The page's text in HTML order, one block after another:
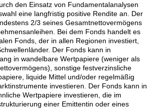
den Einsatz von Fundamentalanalysen
eine langfristig positive Rendite an. Der
2/3 seines Gesamtnettovermögens
Bei dem Fonds handelt es
Fonds, der in allen Regionen investiert,
Der Fonds kann in
in wandelbare Wertpapiere (weniger als
sonstige festverzinsliche
liquide Mittel und/oder regelmäßig
investieren. Der Fonds kann in
Wertpapiere investieren, die im
einer Emittentin oder eines